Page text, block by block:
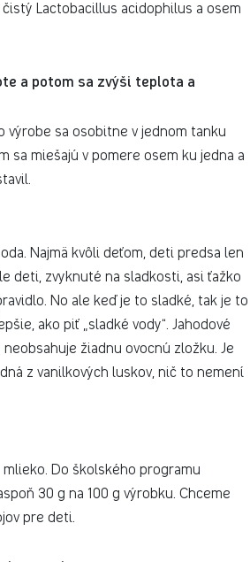
Lactobacillus acidophilus a osem
a potom sa zvýši teplota a
výrobe sa osobitne v jednom tanku
sa miešajú v pomere osem ku jedna a
Najmä kvôli deťom, deti predsa len
deti, zvyknuté na sladkosti, asi ťažko
No ale keď je to sladké, tak je to
ako piť „sladké vody“. Jahodové
žiadnu ovocnú zložku. Je
z vanilkových luskov, nič to nemení
Do školského programu
30 g na 100 g výrobku. Chceme
pre deti.